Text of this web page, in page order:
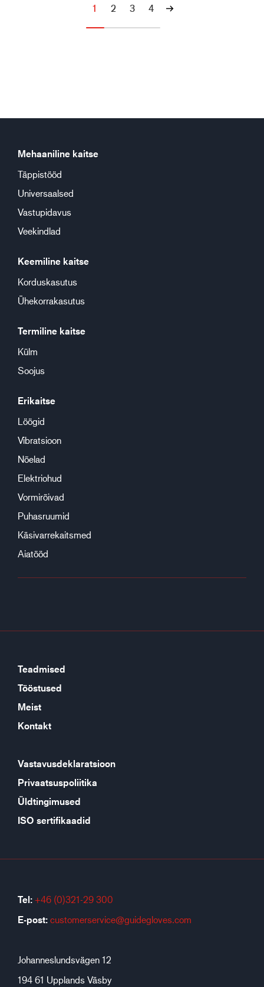
1 2 3 4
Mehaaniline kaitse
Täppistööd
Universaalsed
Vastupidavus
Veekindlad
Keemiline kaitse
Korduskasutus
Ühekorrakasutus
Termiline kaitse
Külm
Soojus
Erikaitse
Löögid
Vibratsioon
Nõelad
Elektriohud
Vormirõivad
Puhasruumid
Käsivarrekaitsmed
Aiatööd
Teadmised
Tööstused
Meist
Kontakt
Vastavusdeklaratsioon
Privaatsuspoliitika
Üldtingimused
ISO sertifikaadid
Tel: +46 (0)321-29 300
E-post: customerservice@guidegloves.com
Johanneslundsvägen 12
194 61 Upplands Väsby